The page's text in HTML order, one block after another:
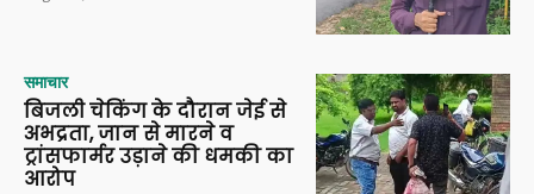
समाचार
बिजली चेकिंग के दौरान जेई से
अभद्रता, जान से मारने व
ट्रांसफार्मर उड़ाने की धमकी का
आरोप